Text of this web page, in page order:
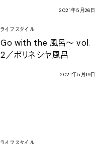
2021年5 月26 日
ライフスタイル
Go with the 風呂〜 vol.
2／ポリネシヤ風呂
2021年5 月 19日